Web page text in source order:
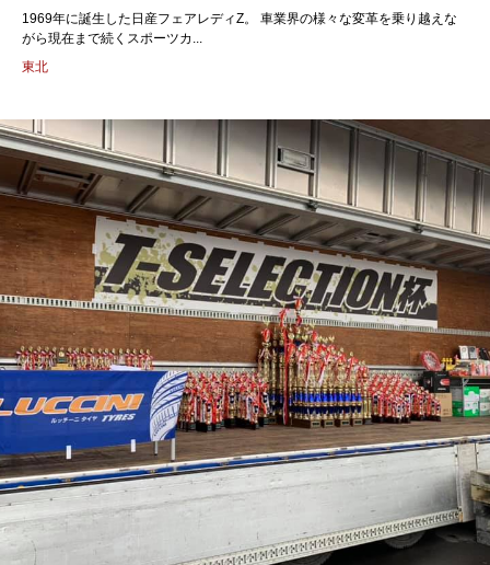
1969年に誕生した日産フェアレディZ。 車業界の様々な変革を乗り越えな
がら現在まで続くスポーツカ...
東北